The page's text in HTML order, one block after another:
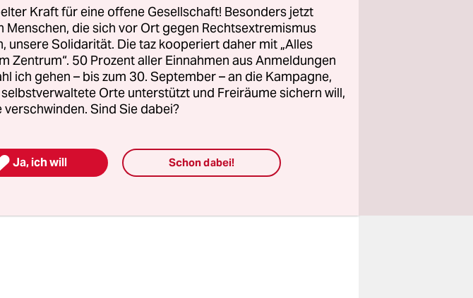
gibt (Beispiel: Ozeane),
Menschen entscheiden, sich
zu müssen (Beispiel:
alltäglichen Dinge, über die
und für die sich für fast jede
lässt, um die eigene
Kraft für eine offene Gesellschaft! Besonders jetzt
Menschen, die sich vor Ort gegen Rechtsextremismus
unsere Solidarität. Die taz kooperiert daher mit „Alles
Zentrum“. 50 Prozent aller Einnahmen aus Anmeldungen
ich gehen – bis zum 30. September – an die Kampagne,
selbstverwaltete Orte unterstützt und Freiräume sichern will,
verschwinden. Sind Sie dabei?
Ja, ich will Schon dabei!